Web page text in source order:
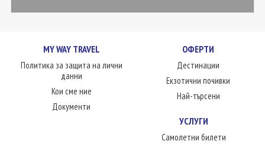
ЛЮБОПИТНО
КОНТАКТИMY WAY TRAVEL
Политика за защита на лични
данни
Кои сме ние
Документи
ОФЕРТИ
Дестинации
Екзотични почивки
Най-търсени
УСЛУГИ
Самолетни билети